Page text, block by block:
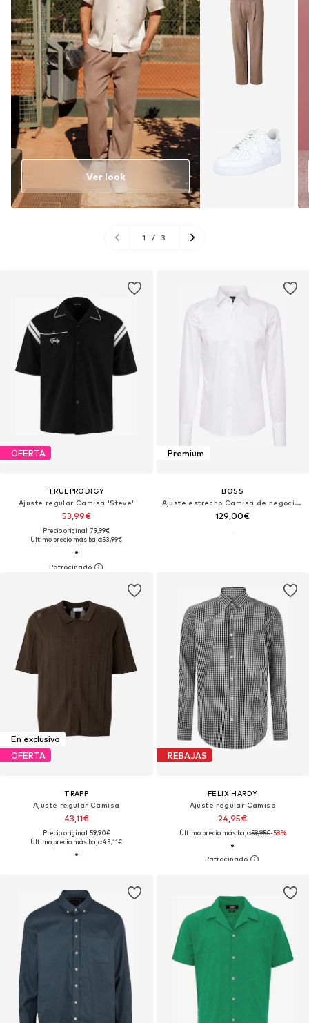
Ver look
1 / 3
OFERTA
TRUEPRODIGY
Ajuste regular Camisa 'Steve'
53,99€
Precio original: 79,99€
Último precio más bajo:53,99€
Premium
BOSS
Ajuste estrecho Camisa de negocios 'H-HANK-TUX1'
129,00€
En exclusiva
OFERTA
TRAPP
Ajuste regular Camisa
43,11€
Precio original: 59,90€
Último precio más bajo:43,11€
REBAJAS
FELIX HARDY
Ajuste regular Camisa
24,95€
Último precio más bajo:59,95€-58%